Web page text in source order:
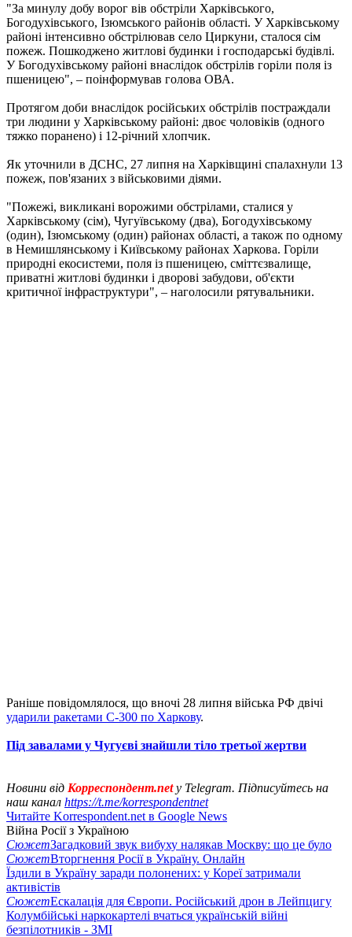
"За минулу добу ворог вів обстріли Харківського,
Богодухівського, Ізюмського районів області. У Харківському
районі інтенсивно обстрілював село Циркуни, сталося сім
пожеж. Пошкоджено житлові будинки і господарські будівлі.
У Богодухівському районі внаслідок обстрілів горіли поля із
пшеницею", – поінформував голова ОВА.
Протягом доби внаслідок російських обстрілів постраждали
три людини у ​​Харківському районі: двоє чоловіків (одного
тяжко поранено) і 12-річний хлопчик.
Як уточнили в ДСНС, 27 липня на Харківщині спалахнули 13
пожеж, пов'язаних з військовими діями.
"Пожежі, викликані ворожими обстрілами, сталися у
Харківському (сім), Чугуївському (два), Богодухівському
(один), Ізюмському (один) районах області, а також по одному
в Немишлянському і Київському районах Харкова. Горіли
природні екосистеми, поля із пшеницею, сміттєзвалище,
приватні житлові будинки і дворові забудови, об'єкти
критичної інфраструктури", – наголосили рятувальники.
Раніше повідомлялося, що вночі 28 липня війська РФ двічі
ударили ракетами С-300 по Харкову.
Під завалами у Чугуєві знайшли тіло третьої жертви
Новини від Корреспондент.netу Telegram. Підписуйтесь на
наш канал https://t.me/korrespondentnet
Читайте Korrespondent.net в Google News
Війна Росії з Україною
СюжетЗагадковий звук вибуху налякав Москву: що це було
СюжетВторгнення Росії в Україну. Онлайн
Їздили в Україну заради полонених: у Кореї затримали
активістів
СюжетЕскалація для Європи. Російський дрон в Лейпцигу
Колумбійські наркокартелі вчаться українській війні
безпілотників - ЗМІ